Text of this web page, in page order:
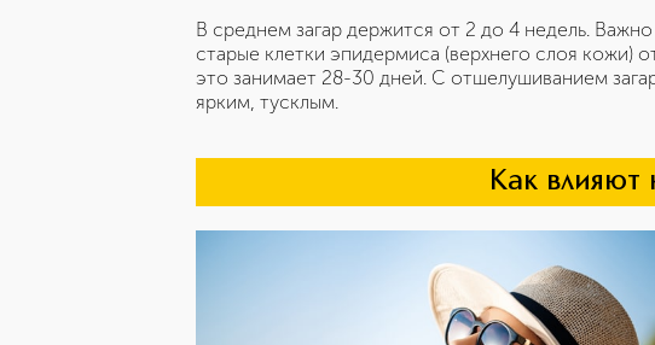
В среднем загар держится от 2 до 4 недель.
старые клетки эпидермиса (верхнего слоя кожи)
это занимает 28-30 дней. С отшелушиванием
ярким, тусклым.
Как влияют